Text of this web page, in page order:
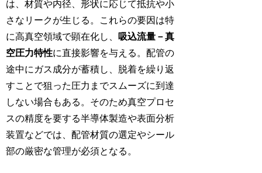
は、材質や内径、形状に応じて抵抗や小
さなリークが生じる。これらの要因は特
に高真空領域で顕在化し、
吸込流量－真
空圧力特性に直接影響を与える。配管の
途中にガス成分が蓄積し、脱着を繰り返
すことで狙った圧力までスムーズに到達
しない場合もある。そのため真空プロセ
スの精度を要する半導体製造や表面分析
装置などでは、配管材質の選定やシール
部の厳密な管理が必須となる。